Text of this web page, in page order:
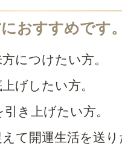
につけたい方。
げしたい方。
き上げたい方。
て開運生活を送